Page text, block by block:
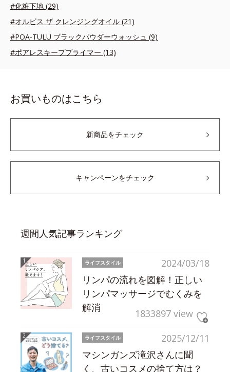
#化粧下地 (29)
#オルビス ザ クレンジングオイル (21)
#POA-TULU ブラックパウダーウォッシュ (9)
#ポアレスキーププライマー (13)
お買いものはこちら
新商品をチェック
キャンペーンをチェック
週間人気記事ランキング
2024/03/18
ライフスタイル
リンパの流れを図解！正しい
リンパマッサージでむくみを
解消
1833897 view
2025/12/11
ライフスタイル
マシンガンズ滝沢さんに聞
く、古いコスメの捨て方は？